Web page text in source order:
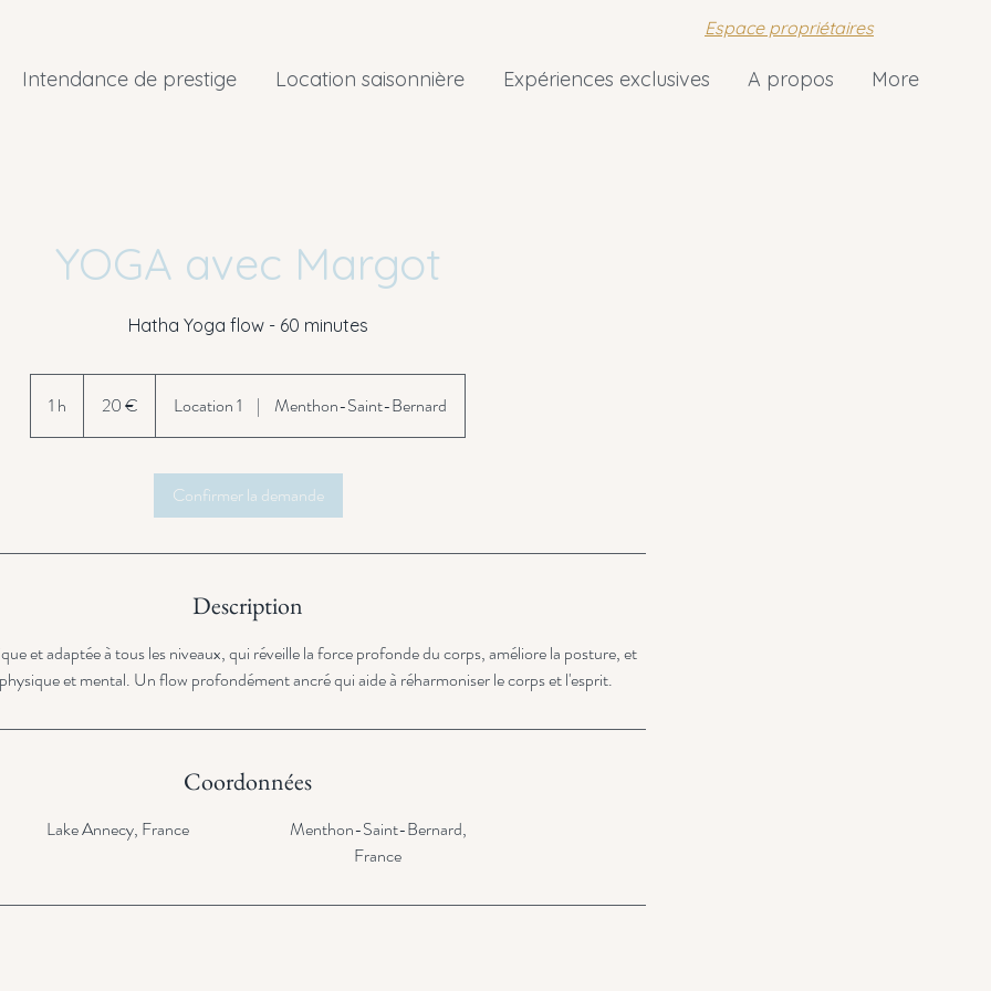
Intendance de prestige Location saisonnière Expériences exclusives A propos More
Espace propriétaires
YOGA avec Margot
Hatha Yoga flow - 60 minutes
1 h 20 € Location 1 | Menthon-Saint-Bernard
Confirmer la demande
Description
et adaptée à tous les niveaux, qui réveille la force profonde du corps, améliore la posture, et
et mental. Un flow profondément ancré qui aide à réharmoniser le corps et l'esprit.
Coordonnées
Lake Annecy, France
Menthon-Saint-Bernard,
France